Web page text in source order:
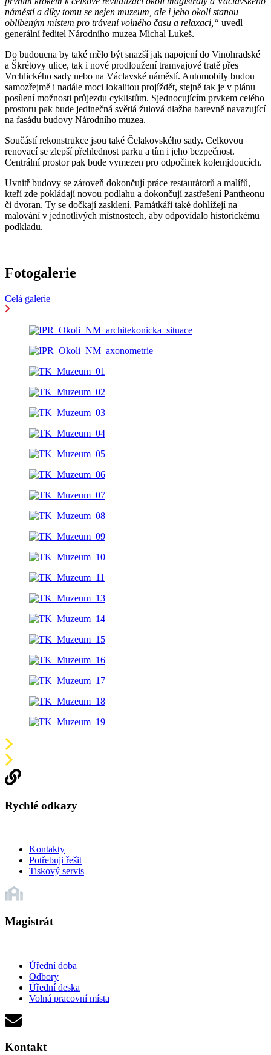
náměstí a díky tomu se nejen muzeum, ale i jeho okolí stanou
oblíbeným místem pro trávení volného času a relaxaci,“ uvedl
generální ředitel Národního muzea Michal Lukeš.
Do budoucna by také mělo být snazší jak napojení do Vinohradské
a Škrétovy ulice, tak i nové prodloužení tramvajové tratě přes
Vrchlického sady nebo na Václavské náměstí. Automobily budou
samozřejmě i nadále moci lokalitou projíždět, stejně tak je v plánu
posílení možnosti průjezdu cyklistům. Sjednocujícím prvkem celého
prostoru pak bude jedinečná světlá žulová dlažba barevně navazující
na fasádu budovy Národního muzea.
Součástí rekonstrukce jsou také Čelakovského sady. Celkovou
renovací se zlepší přehlednost parku a tím i jeho bezpečnost.
Centrální prostor pak bude vymezen pro odpočinek kolemjdoucích.
Uvnitř budovy se zároveň dokončují práce restaurátorů a malířů,
kteří zde pokládají novou podlahu a dokončují zastřešení Pantheonu
či dvoran. Ty se dočkají zasklení. Památkáři také dohlížejí na
malování v jednotlivých místnostech, aby odpovídalo historickému
podkladu.
Fotogalerie
Celá galerie
Rychlé odkazy
Kontakty
Potřebuji řešit
Tiskový servis
Magistrát
Úřední doba
Odbory
Úřední deska
Volná pracovní místa
Kontakt